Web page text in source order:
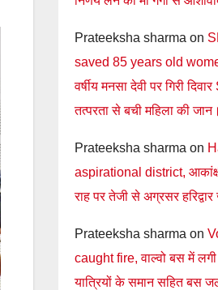
Prateeksha sharma on
saved 85 years old
वर्षीय मनसा देवी पर गिरी
तत्परता से बची महिला की जान।
Prateeksha sharma on
aspirational district,
राह पर तेजी से अग्रसर
Prateeksha sharma on
caught fire, वाल्वो बस में
यात्रियों के समान सहित बस